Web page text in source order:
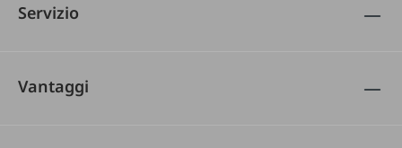
Servizio
Vantaggi